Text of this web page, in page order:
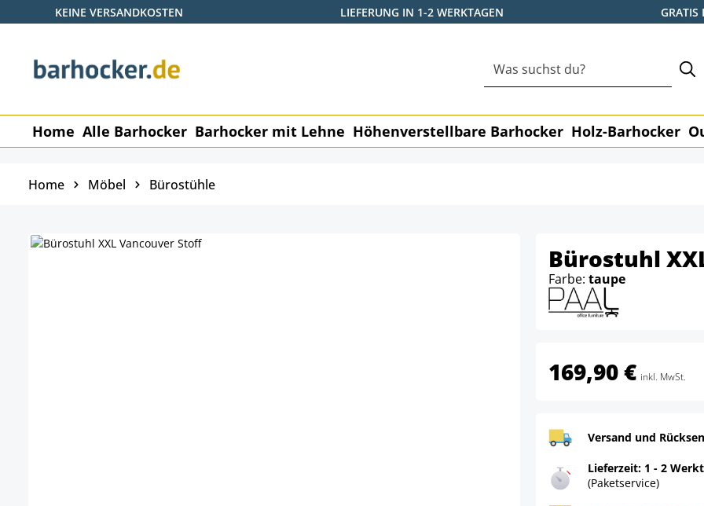
Hauptinhalt springen
Zur Suche springen
Zur Hauptnavigation springen
KEINE VERSANDKOSTEN LIEFERUNG IN 1-2 WERKTAGEN GRATIS
Home Alle Barhocker Barhocker mit Lehne Höhenverstellbare Barhocker Holz-Barhocker
Home Möbel Bürostühle
Bürostuhl
Farbe: taupe
169,90 € inkl. MwSt.
Versand und
Lieferzeit: 1 - 2
(Paketservice)